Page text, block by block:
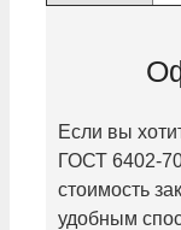
Если вы
ГОСТ 6402-
стоимость
удобным